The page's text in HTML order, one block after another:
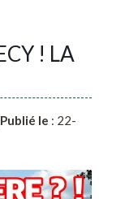
! LA
Publié le : 22-